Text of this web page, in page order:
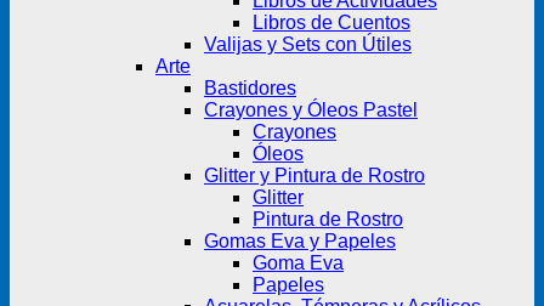
Libros de Cuentos
Valijas y Sets con Útiles
Arte
Bastidores
Crayones y Óleos Pastel
Crayones
Óleos
Glitter y Pintura de Rostro
Glitter
Pintura de Rostro
Gomas Eva y Papeles
Goma Eva
Papeles